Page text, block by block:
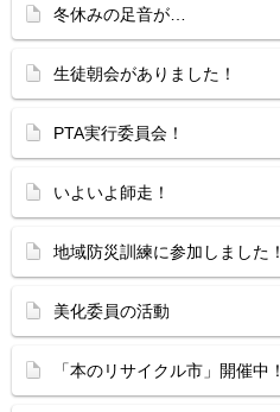
冬休みの足音が…
生徒朝会がありました！
PTA実行委員会！
いよいよ師走！
地域防災訓練に参加しました！
美化委員の活動
「本のリサイクル市」開催中！